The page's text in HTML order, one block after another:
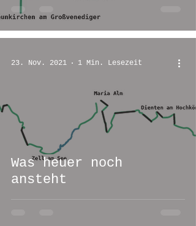
Was heuer noch
ansteht
23. Nov. 2021 1 Min. Lesezeit